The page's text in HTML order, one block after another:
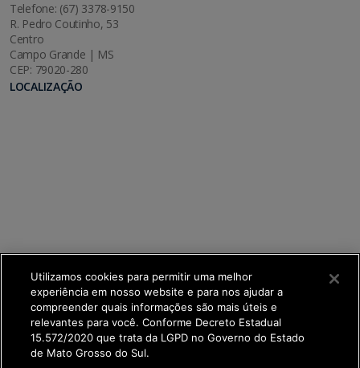
Telefone: (67) 3378-9150
R. Pedro Coutinho, 53
Centro
Campo Grande | MS
CEP: 79020-280
LOCALIZAÇÃO
Utilizamos cookies para permitir uma melhor
experiência em nosso website e para nos ajudar a
compreender quais informações são mais úteis e
relevantes para você. Conforme Decreto Estadual
15.572/2020 que trata da LGPD no Governo do Estado
de Mato Grosso do Sul.